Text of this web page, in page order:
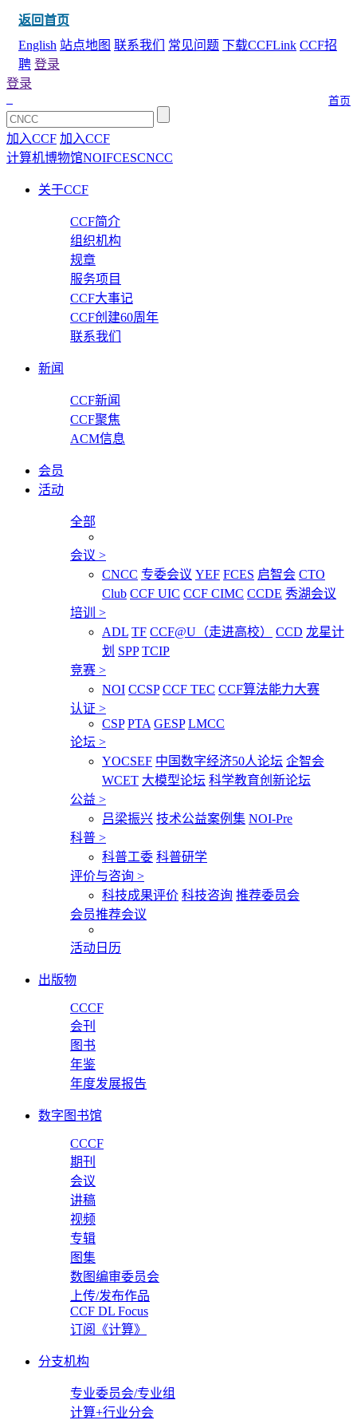
返回首页
English 站点地图 联系我们 常见问题 下载CCFLink CCF招
聘 登录
首页
登录
加入CCF 加入CCF
计算机博物馆NOIFCESCNCC
关于CCF
CCF简介
组织机构
规章
服务项目
CCF大事记
CCF创建60周年
联系我们
新闻
CCF新闻
CCF聚焦
ACM信息
会员
活动
全部
会议 >
CNCC 专委会议 YEF FCES 启智会 CTO
Club CCF UIC CCF CIMC CCDE 秀湖会议
培训 >
ADL TF CCF@U（走进高校） CCD 龙星计
划 SPP TCIP
竞赛 >
NOI CCSP CCF TEC CCF算法能力大赛
认证 >
CSP PTA GESP LMCC
论坛 >
YOCSEF 中国数字经济50人论坛 企智会
WCET 大模型论坛 科学教育创新论坛
公益 >
吕梁振兴 技术公益案例集 NOI-Pre
科普 >
科普工委 科普研学
评价与咨询 >
科技成果评价 科技咨询 推荐委员会
会员推荐会议
活动日历
出版物
CCCF
会刊
图书
年鉴
年度发展报告
数字图书馆
CCCF
期刊
会议
讲稿
视频
专辑
图集
数图编审委员会
上传/发布作品
CCF DL Focus
订阅《计算》
分支机构
专业委员会/专业组
计算+行业分会